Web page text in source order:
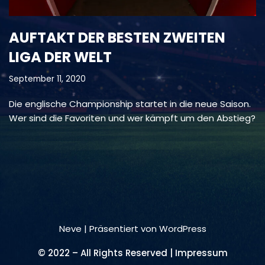
AUFTAKT DER BESTEN ZWEITEN
LIGA DER WELT
September 11, 2020
Die englische Championship startet in die neue Saison.
Wer sind die Favoriten und wer kämpft um den Abstieg?
Neve | Präsentiert vonWordPress
© 2022 – All Rights Reserved | Impressum